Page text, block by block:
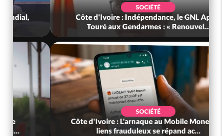
SOCIÉTÉ
Côte d'Ivoire : Stocks résiduels de cacao, des
sociétés coopératives et ach...
POLITIQUE
Côte d'Ivoire : Diplomatie, Abidjan consolide
ses partenariats avec New Del...